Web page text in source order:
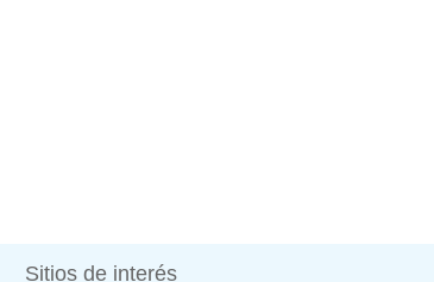
Sitios de interés